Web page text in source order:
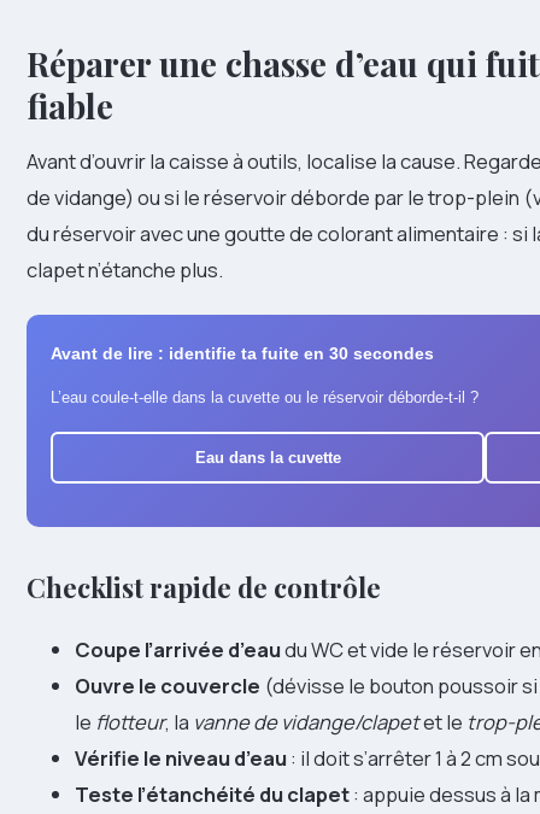
Réparer une chasse d’eau qui
fiable
Avant d’ouvrir la caisse à outils, localise la cause.
de vidange) ou si le réservoir déborde par le trop-plein
du réservoir avec une goutte de colorant alimentaire :
clapet n’étanche plus.
Avant de lire : identifie ta fuite en 30 secondes
L’eau coule-t-elle dans la cuvette ou le réservoir déborde-t-il ?
Eau dans la cuvette
Checklist rapide de contrôle
Coupe l’arrivée d’eaudu WC et vide le réservoir
Ouvre le couvercle (dévisse le bouton poussoir
le flotteur, la vanne de vidange/clapetet le trop-
Vérifie le niveau d’eau : il doit s’arrêter 1 à 2 cm
Teste l’étanchéité du clapet: appuie dessus à la